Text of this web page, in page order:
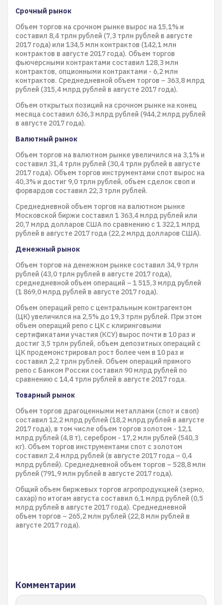
Срочный рынок
Объем торгов на срочном рынке вырос на 15,1% и
составил 8,4 трлн рублей (7,3 трлн рублей в августе
2017 года) или 134,5 млн контрактов (142,1 млн
контрактов в августе 2017 года). Объем торгов
фьючерсными контрактами составил 128,3 млн
контрактов, опционными контрактами - 6,2 млн
контрактов. Среднедневной объем торгов – 363,8 млрд
рублей (315,4 млрд рублей в августе 2017 года).
Объем открытых позиций на срочном рынке на конец
месяца составил 636,3 млрд рублей (944,2 млрд рублей
в августе 2017 года).
Валютный рынок
Объем торгов на валютном рынке увеличился на 3,1% и
составил 31,4 трлн рублей (30,4 трлн рублей в августе
2017 года). Объем торгов инструментами спот вырос на
40,3% и достиг 9,0 трлн рублей, объем сделок своп и
форвардов составил 22,3 трлн рублей.
Среднедневной объем торгов на валютном рынке
Московской биржи составил 1 363,4 млрд рублей или
20,7 млрд долларов США по сравнению с 1 322,1 млрд
рублей в августе 2017 года (22,2 млрд долларов США).
Денежный рынок
Объем торгов на денежном рынке составил 34,9 трлн
рублей (43,0 трлн рублей в августе 2017 года),
среднедневной объем операций – 1 515,3 млрд рублей
(1 869,0 млрд рублей в августе 2017 года).
Объем операций репо с центральным контрагентом
(ЦК) увеличился на 2,5% до 19,3 трлн рублей. При этом
объем операций репо с ЦК с клиринговыми
сертификатами участия (КСУ) вырос почти в 10 раз и
достиг 3,5 трлн рублей, объем депозитных операций с
ЦК продемонстрировал рост более чем в 10 раз и
составил 2,2 трлн рублей. Объем операций прямого
репо с Банком России составил 90 млрд рублей по
сравнению с 14,4 трлн рублей в августе 2017 года.
Товарный рынок
Объем торгов драгоценными металлами (спот и своп)
составил 12,2 млрд рублей (18,2 млрд рублей в августе
2017 года), в том числе объем торгов золотом - 12,1
млрд рублей (4,8 т), серебром - 17,2 млн рублей (540,3
кг). Объем торгов инструментами спот с золотом
составил 2,4 млрд рублей (в августе 2017 года – 0,4
млрд рублей). Среднедневной объем торгов – 528,8 млн
рублей (791,9 млн рублей в августе 2017 года).
Общий объем биржевых торгов агропродукцией (зерно,
сахар) по итогам августа составил 6,1 млрд рублей (0,5
млрд рублей в августе 2017 года). Среднедневной
объем торгов – 265,2 млн рублей (22,8 млн рублей в
августе 2017 года).
Комментарии